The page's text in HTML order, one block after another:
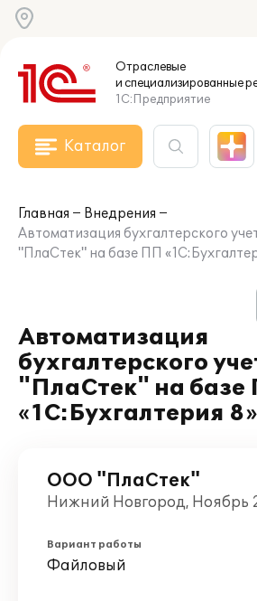
Отраслевые
и специализированные
1С:Предприятие
Каталог
Главная
Внедрения
Автоматизация бухгалтерского
"ПлаСтек" на базе ПП
Автоматизация
бухгалтерского
"ПлаСтек" на базе
«1С:Бухгалтерия 8»
ООО "ПлаСтек"
Нижний Новгород, Ноябрь
Вариант работы
Файловый